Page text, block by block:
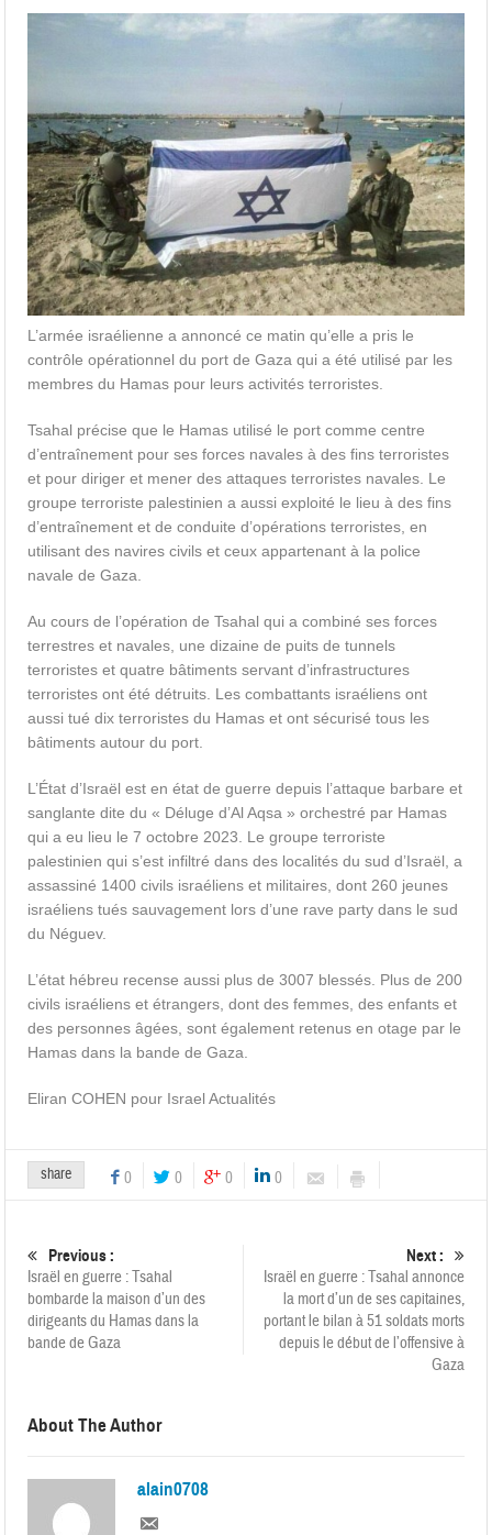
L’armée israélienne a annoncé ce matin qu’elle a pris le
contrôle opérationnel du port de Gaza qui a été utilisé par les
membres du Hamas pour leurs activités terroristes.
Tsahal précise que le Hamas utilisé le port comme centre
d’entraînement pour ses forces navales à des fins terroristes
et pour diriger et mener des attaques terroristes navales. Le
groupe terroriste palestinien a aussi exploité le lieu à des fins
d’entraînement et de conduite d’opérations terroristes, en
utilisant des navires civils et ceux appartenant à la police
navale de Gaza.
Au cours de l’opération de Tsahal qui a combiné ses forces
terrestres et navales, une dizaine de puits de tunnels
terroristes et quatre bâtiments servant d’infrastructures
terroristes ont été détruits. Les combattants israéliens ont
aussi tué dix terroristes du Hamas et ont sécurisé tous les
bâtiments autour du port.
L’État d’Israël est en état de guerre depuis l’attaque barbare et
sanglante dite du « Déluge d’Al Aqsa » orchestré par Hamas
qui a eu lieu le 7 octobre 2023. Le groupe terroriste
palestinien qui s’est infiltré dans des localités du sud d’Israël, a
assassiné 1400 civils israéliens et militaires, dont 260 jeunes
israéliens tués sauvagement lors d’une rave party dans le sud
du Néguev.
L’état hébreu recense aussi plus de 3007 blessés. Plus de 200
civils israéliens et étrangers, dont des femmes, des enfants et
des personnes âgées, sont également retenus en otage par le
Hamas dans la bande de Gaza.
Eliran COHEN pour Israel Actualités
share 0 0 0 0
Previous :
Israël en guerre : Tsahal
bombarde la maison d’un des
dirigeants du Hamas dans la
bande de Gaza
Next :
Israël en guerre : Tsahal annonce
la mort d’un de ses capitaines,
portant le bilan à 51 soldats morts
depuis le début de l’offensive à
Gaza
About The Author
alain0708